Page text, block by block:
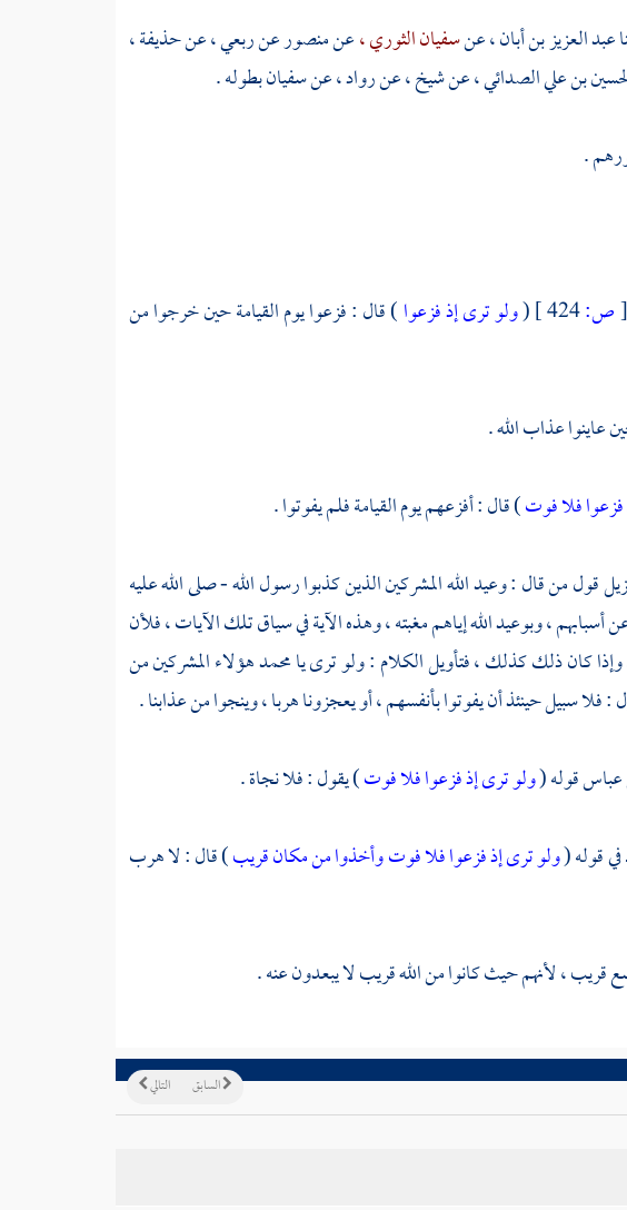
عبد العزيز بن أبان ،عنسفيان الثوري ،عنمنصورعنربعي ،عنحذيفة ،
بن علي الصدائي ،عن شيخ ، عنرواد ،عنسفيانبطوله .
.
[ص: (ولو ترى إذ فزعوا) قال : فزعوا يوم القيامة حين خرجوا من
عاينوا عذاب الله .
فلا فوت) قال : أفزعهم يوم القيامة فلم يفوتوا .
قول من قال : وعيد الله المشركين الذين كذبوا رسول الله - صلى الله عليه
، وبوعيد الله إياهم مغبته ، وهذه الآية في سياق تلك الآيات ، فلأن
كان ذلك كذلك ، فتأويل الكلام : ولو ترى يامحمدهؤلاء المشركين من
سبيل حينئذ أن يفوتوا بأنفسهم ، أو يعجزونا هربا ، وينجوا من عذابنا .
عباسقوله (ولو ترى إذ فزعوا فلا فوت) يقول : فلا نجاة .
في قوله (ولو ترى إذ فزعوا فلا فوت وأخذوا من مكان قريب) قال : لا هرب
، لأنهم حيث كانوا من الله قريب لا يبعدون عنه .
التالي السابق